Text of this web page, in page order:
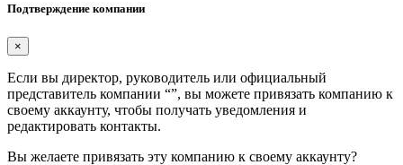
Подтверждение компании
×
Если вы директор, руководитель или официальный
представитель компании “”, вы можете привязать компанию к
своему аккаунту, чтобы получать уведомления и
редактировать контакты.
Вы желаете привязать эту компанию к своему аккаунту?